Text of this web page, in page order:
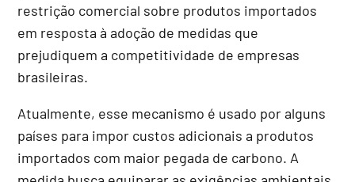
restrição comercial sobre produtos importados
em resposta à adoção de medidas que
prejudiquem a competitividade de empresas
brasileiras.
Atualmente, esse mecanismo é usado por alguns
países para impor custos adicionais a produtos
importados com maior pegada de carbono. A